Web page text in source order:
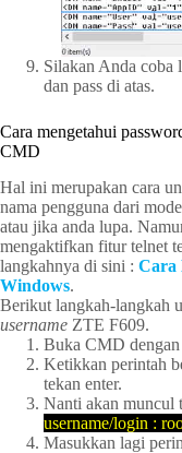
Silakan Anda coba
dan pass di atas.
Cara mengetahui
CMD
Hal ini merupakan cara
nama pengguna dari
atau jika anda lupa.
mengaktifkan fitur telnet
langkahnya di sini : Cara
Windows.
Berikut langkah-langkah
username ZTE F609.
Buka CMD dengan
Ketikkan perintah
tekan enter.
Nanti akan muncul
username/login :
Masukkan lagi